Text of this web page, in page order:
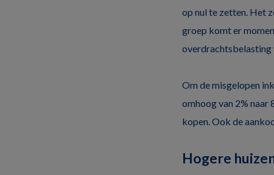
op nul te zetten. Het
groep komt er
overdrachtsbelasting
Om de misgelopen
omhoog van 2% naar
kopen. Ook de
Hogere